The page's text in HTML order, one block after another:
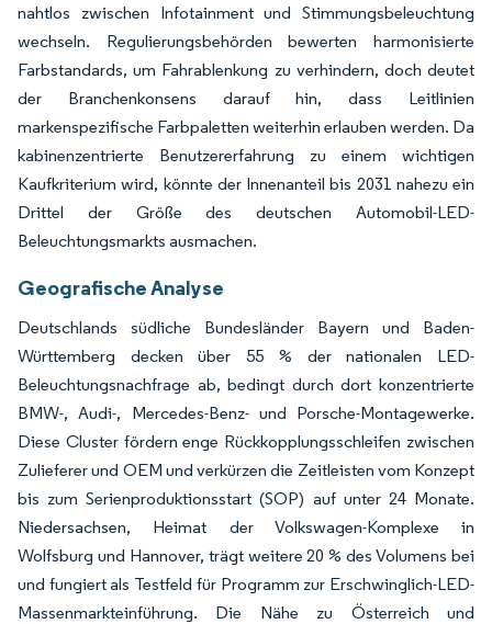
nahtlos zwischen Infotainment und Stimmungsbeleuchtung
wechseln. Regulierungsbehörden bewerten harmonisierte
Farbstandards, um Fahrablenkung zu verhindern, doch deutet
der Branchenkonsens darauf hin, dass Leitlinien
markenspezifische Farbpaletten weiterhin erlauben werden. Da
kabinenzentrierte Benutzererfahrung zu einem wichtigen
Kaufkriterium wird, könnte der Innenanteil bis 2031 nahezu ein
Drittel der Größe des deutschen Automobil-LED-
Beleuchtungsmarkts ausmachen.
Geografische Analyse
Deutschlands südliche Bundesländer Bayern und Baden-
Württemberg decken über 55 % der nationalen LED-
Beleuchtungsnachfrage ab, bedingt durch dort konzentrierte
BMW-, Audi-, Mercedes-Benz- und Porsche-Montagewerke.
Diese Cluster fördern enge Rückkopplungsschleifen zwischen
Zulieferer und OEM und verkürzen die Zeitleisten vom Konzept
bis zum Serienproduktionsstart (SOP) auf unter 24 Monate.
Niedersachsen, Heimat der Volkswagen-Komplexe in
Wolfsburg und Hannover, trägt weitere 20 % des Volumens bei
und fungiert als Testfeld für Programm zur Erschwinglich-LED-
Massenmarkteinführung. Die Nähe zu Österreich und